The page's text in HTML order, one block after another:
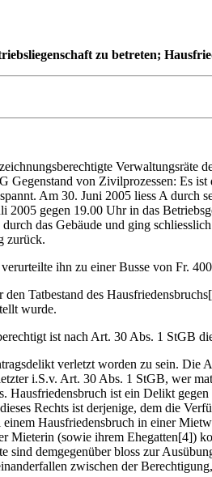
zu betreten;
Verwaltungsräte
von Zivilprozessen: Es
Am 30. Juni 2005 liess A durch
gegen 19.00 Uhr in das
das Gebäude und ging
zurück.
ihn zu einer Busse von Fr.
Tatbestand des
wurde.
ist nach Art. 30 Abs. 1 StGB
verletzt worden zu sein.
i.S.v. Art. 30 Abs. 1 StGB, wer
Hausfriedensbruch ist ein Delikt
Rechts ist derjenige, dem die
Hausfriedensbruch in einer
Mieterin (sowie ihrem Ehegatten[4])
demgegenüber bloss zur
zwischen der